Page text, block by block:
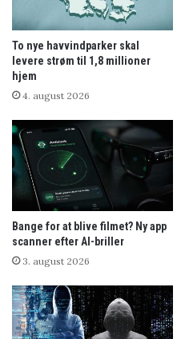
To nye havvindparker skal
levere strøm til 1,8 millioner
hjem
4. august 2026
Bange for at blive filmet? Ny app
scanner efter AI-briller
3. august 2026